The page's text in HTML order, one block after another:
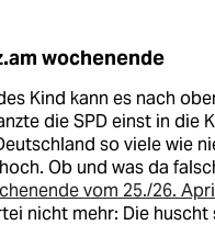
wochenende
Kind kann es nach
die SPD einst in die
so viele wie
Ob und was da
vom 25./26.
nicht mehr: Die